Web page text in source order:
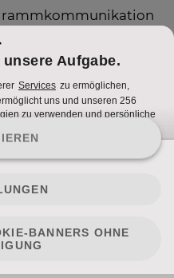
Cookie Hinweise